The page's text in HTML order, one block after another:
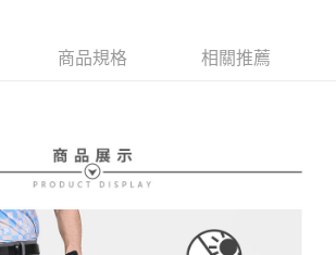
帳單，「大哥付你分期」於每月結算日後寄送繳費提
單後，可選擇「超商條碼／台灣大直營門市／銀行轉
MONEY」等通路繳費。
付」】
收到商品之後才付款」的支付方式。 讓您購物簡單
／服務後，再付款。
結帳流程】
證並確認金額後，即可完成結帳。
您將收到繳費通知簡訊。
商品規格 相關推薦